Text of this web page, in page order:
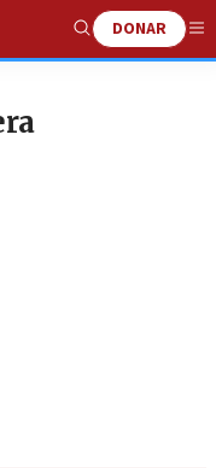
Show
Search
DONAR